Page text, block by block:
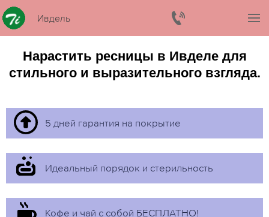
Ивдель
Нарастить ресницы в Ивделе для
стильного и выразительного взгляда.
5 дней гарантия на покрытие
Идеальный порядок и стерильность
Кофе и чай с собой БЕСПЛАТНО!